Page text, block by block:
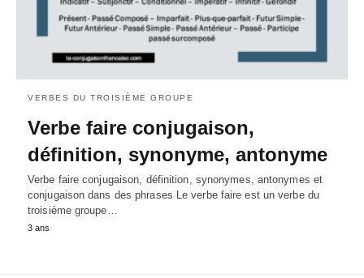
VERBES DU TROISIÈME GROUPE
Verbe faire conjugaison,
définition, synonyme, antonyme
Verbe faire conjugaison, définition, synonymes, antonymes et
conjugaison dans des phrases Le verbe faire est un verbe du
troisième groupe…
3 ans